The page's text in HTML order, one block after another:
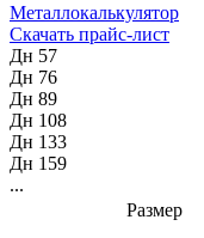
Металлокалькулятор
Скачать прайс-лист
Дн 57
Дн 76
Дн 89
Дн 108
Дн 133
Дн 159
...
Размер